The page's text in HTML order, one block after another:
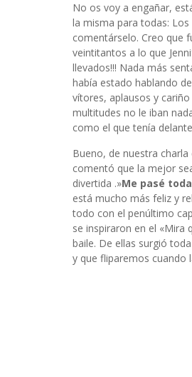
No os voy a engañar,
la misma para todas:
comentárselo. Creo que
veintitantos a lo que
llevados!!! Nada más
había estado hablando
vítores, aplausos y
multitudes no le iban
como el que tenía
Bueno, de nuestra
comentó que la mejor
divertida .»Me pasé
está mucho más feliz y
todo con el penúltimo
se inspiraron en el «Mira
baile. De ellas surgió
y que fliparemos cuando